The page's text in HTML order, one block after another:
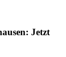
Jetzt